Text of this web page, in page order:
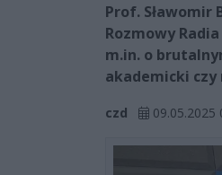
Prof. Sławomir
Rozmowy
m.in. o
akademicki
czd 09.05.2025